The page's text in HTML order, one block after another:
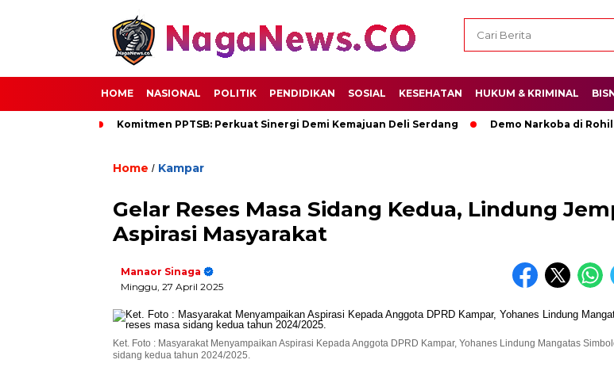
HOME NASIONAL POLITIK PENDIDIKAN SOSIAL KESEHATAN HUKUM & KRIMINAL
Komitmen PPTSB: Perkuat Sinergi Demi Kemajuan Deli Serdang Demo Narkoba di
Home / Kampar
Gelar Reses Masa Sidang Kedua, Lindung
Aspirasi Masyarakat
Manaor Sinaga
Minggu, 27 April 2025
Ket. Foto : Masyarakat Menyampaikan Aspirasi Kepada Anggota DPRD Kampar, Yohanes Lindung Mangatas
sidang kedua tahun 2024/2025.